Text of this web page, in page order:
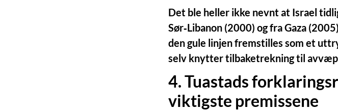
Det ble heller ikke nevnt at Israel
Sør‑Libanon (2000) og fra Gaza
den gule linjen fremstilles som et
selv knytter tilbaketrekning til
4. Tuastads
viktigste premissene